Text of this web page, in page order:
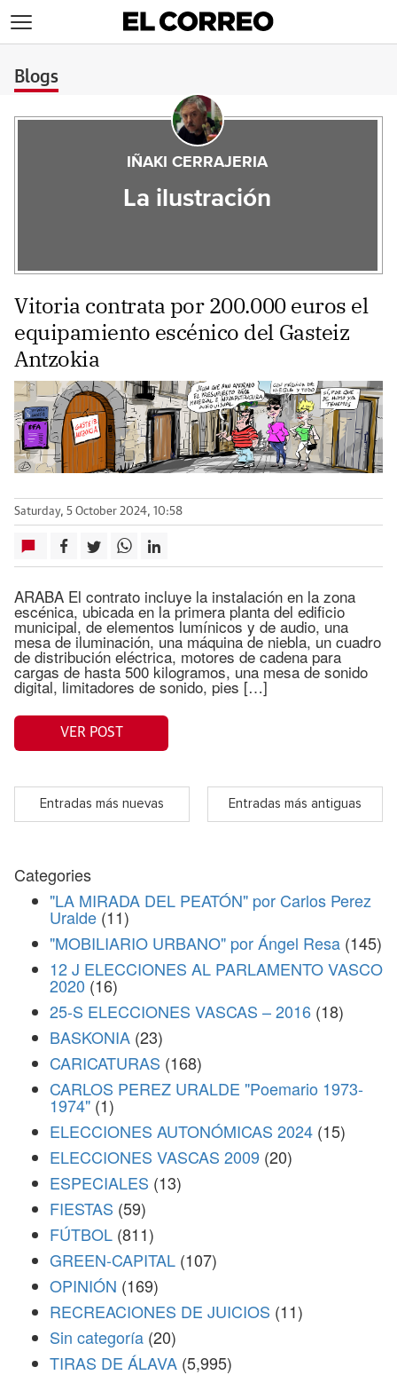
Blogs
IÑAKI CERRAJERIA
La ilustración
Vitoria contrata por 200.000 euros el
equipamiento escénico del Gasteiz
Antzokia
Saturday, 5 October 2024, 10:58
ARABA El contrato incluye la instalación en la zona
escénica, ubicada en la primera planta del edificio
municipal, de elementos lumínicos y de audio, una
mesa de iluminación, una máquina de niebla, un cuadro
de distribución eléctrica, motores de cadena para
cargas de hasta 500 kilogramos, una mesa de sonido
digital, limitadores de sonido, pies […]
VER POST
Entradas más nuevas Entradas más antiguas
Categories
"LA MIRADA DEL PEATÓN" por Carlos Perez
Uralde (11)
"MOBILIARIO URBANO" por Ángel Resa (145)
12 J ELECCIONES AL PARLAMENTO VASCO
2020 (16)
25-S ELECCIONES VASCAS – 2016 (18)
BASKONIA (23)
CARICATURAS (168)
CARLOS PEREZ URALDE "Poemario 1973-
1974" (1)
ELECCIONES AUTONÓMICAS 2024 (15)
ELECCIONES VASCAS 2009 (20)
ESPECIALES (13)
FIESTAS (59)
FÚTBOL (811)
GREEN-CAPITAL (107)
OPINIÓN (169)
RECREACIONES DE JUICIOS (11)
Sin categoría (20)
TIRAS DE ÁLAVA (5,995)